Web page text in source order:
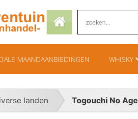
MAANDAANBIEDINGEN WHISKY
landen Togouchi No Age